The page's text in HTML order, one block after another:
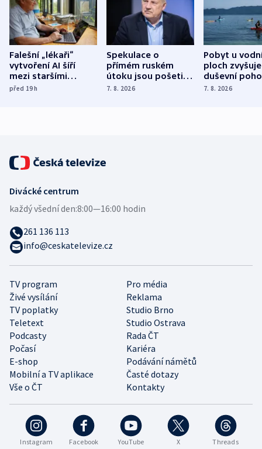
Falešní „lékaři“
vytvoření AI šíří
mezi staršími
Poláky nebezpečné
před 19h
Spekulace o
přímém ruském
útoku jsou pošetilé,
míní estonský
7. 8. 2026
Pobyt u
ploch zvyšuje
duševní
ukázala
7. 8. 2026
Instagram Facebook YouTube X Threads
TV program
Pro média
Živé vysílání
Reklama
TV poplatky
Studio Brno
Teletext
Studio Ostrava
Podcasty
Rada ČT
Počasí
Kariéra
E-shop
Podávání námětů
Mobilní a TV aplikace
Časté dotazy
Vše o ČT
Kontakty
Divácké centrum
každý všední den:8:00—16:00 hodin
261 136 113
info@ceskatelevize.cz